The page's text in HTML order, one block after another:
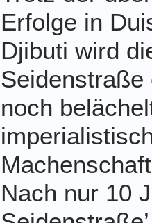
Erfolge in
Djibuti wird
Seidenstraße
noch
Nach nur 10